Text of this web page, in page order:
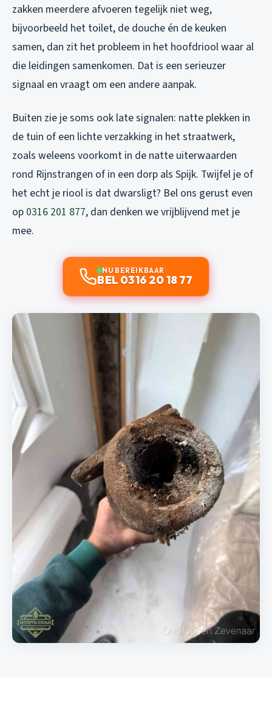
zakken meerdere afvoeren tegelijk niet weg,
bijvoorbeeld het toilet, de douche én de keuken
samen, dan zit het probleem in het hoofdriool waar al
die leidingen samenkomen. Dat is een serieuzer
signaal en vraagt om een andere aanpak.
Buiten zie je soms ook late signalen: natte plekken in
de tuin of een lichte verzakking in het straatwerk,
zoals weleens voorkomt in de natte uiterwaarden
rond Rijnstrangen of in een dorp als Spijk. Twijfel je of
het echt je riool is dat dwarsligt? Bel ons gerust even
op 0316 201 877, dan denken we vrijblijvend met je
mee.
NU BEREIKBAAR
BEL 0316 20 18 77